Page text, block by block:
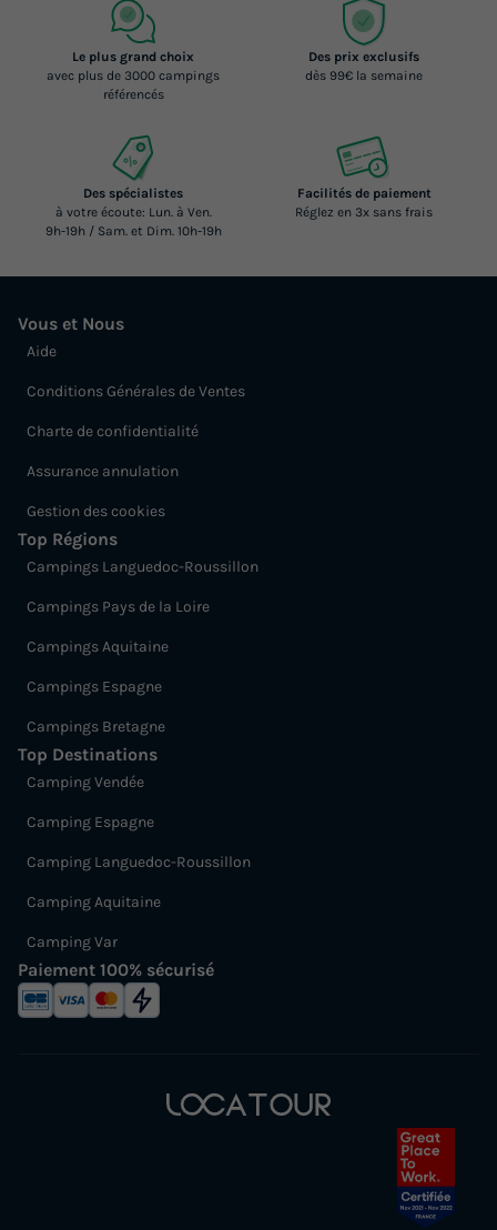
Le plus grand choix
avec plus de 3000 campings
référencés
Des prix exclusifs
dès 99€ la semaine
Des spécialistes
à votre écoute: Lun. à Ven.
9h-19h / Sam. et Dim. 10h-19h
Facilités de paiement
Réglez en 3x sans frais
Vous et Nous
Aide
Conditions Générales de Ventes
Charte de confidentialité
Assurance annulation
Gestion des cookies
Top Régions
Campings Languedoc-Roussillon
Campings Pays de la Loire
Campings Aquitaine
Campings Espagne
Campings Bretagne
Top Destinations
Camping Vendée
Camping Espagne
Camping Languedoc-Roussillon
Camping Aquitaine
Camping Var
Paiement 100% sécurisé